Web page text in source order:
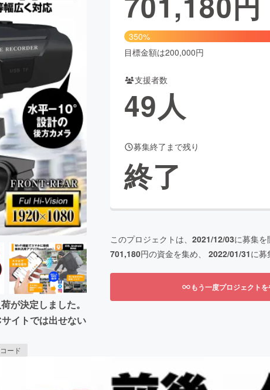
GoodCAMPFIRE Creation
さと納税machi-ya コミュニティ
が決定しました。
イトでは出せない
ード
350%
目標金額は200,000円
支援者数
49人
募集終了まで残り
終了
このプロジェクトは、 2021/12/03に募集を
701,180円の資金を集め、 2022/01/31に募
もう一度プロジェクト